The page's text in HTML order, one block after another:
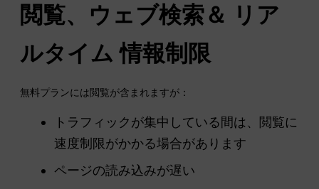
閲覧、ウェブ検索＆ リア
ルタイム 情報制限
無料プランには閲覧が含まれますが：
トラフィックが集中している間は、閲覧に
速度制限がかかる場合があります
ページの読み込みが遅い